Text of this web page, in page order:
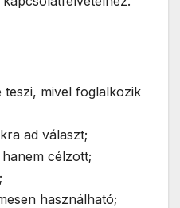
mivel foglalkozik
ad választ;
célzott;
használható;